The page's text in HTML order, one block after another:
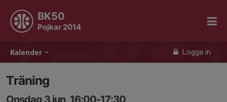
Kalender Logga in
BK50
Pojkar 2014
Träning
Onsdag 3 jun, 16:00-17:30